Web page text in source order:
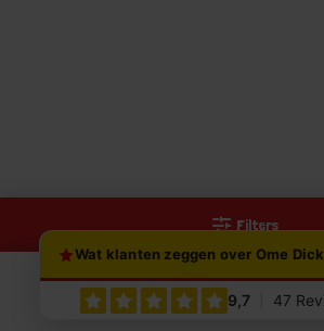
0
Filters
Wat klanten zeggen over Ome Dick